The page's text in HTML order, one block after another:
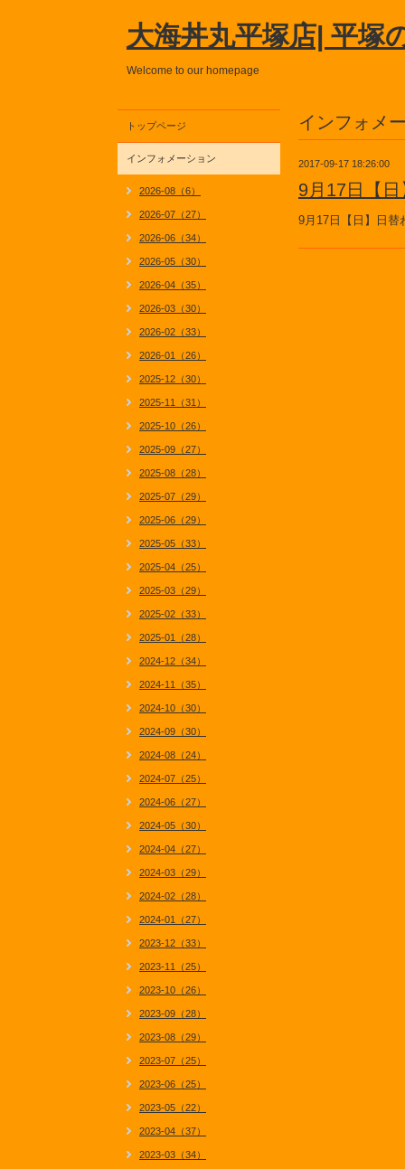
大海丼丸平塚店| 平塚
Welcome to our homepage
インフォメ
2017-09-17 18:26:00
9月17日【
9月17日【日】日替
トップページ
インフォメーション
2026-08（6）
2026-07（27）
2026-06（34）
2026-05（30）
2026-04（35）
2026-03（30）
2026-02（33）
2026-01（26）
2025-12（30）
2025-11（31）
2025-10（26）
2025-09（27）
2025-08（28）
2025-07（29）
2025-06（29）
2025-05（33）
2025-04（25）
2025-03（29）
2025-02（33）
2025-01（28）
2024-12（34）
2024-11（35）
2024-10（30）
2024-09（30）
2024-08（24）
2024-07（25）
2024-06（27）
2024-05（30）
2024-04（27）
2024-03（29）
2024-02（28）
2024-01（27）
2023-12（33）
2023-11（25）
2023-10（26）
2023-09（28）
2023-08（29）
2023-07（25）
2023-06（25）
2023-05（22）
2023-04（37）
2023-03（34）